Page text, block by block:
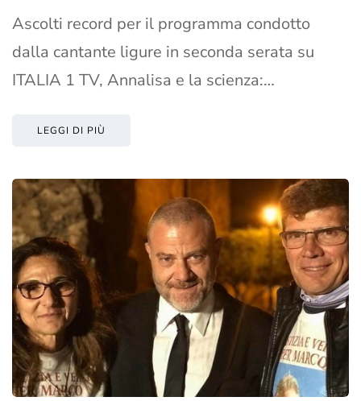
Ascolti record per il programma condotto
dalla cantante ligure in seconda serata su
ITALIA 1 TV, Annalisa e la scienza:…
LEGGI DI PIÙ